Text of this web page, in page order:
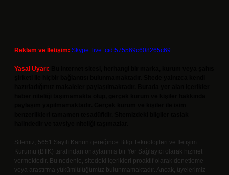
Reklam ve İletişim: Skype: live:.cid.575569c608265c69
Yasal Uyarı:
Sitemiz, 5651 Sayılı Kanun gereğince Bilgi Teknolojileri ve İletişim
Kurumu (BTK) tarafından onaylanmış bir Yer Sağlayıcı olarak hizmet
vermektedir. Bu nedenle, sitedeki içerikleri proaktif olarak denetleme
veya araştırma yükümlülüğümüz bulunmamaktadır. Ancak, üyelerimiz